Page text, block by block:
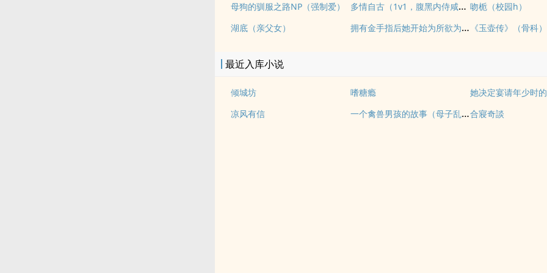
母狗的驯服之路NP（强制爱） 多情自古（1v1，腹黑内侍咸鱼皇后） 吻栀（校园h）
湖底（亲父女）
拥有金手指后她开始为所欲为（nph）
最近入库小说
倾城坊 嗜糖瘾
凉风有信 一个禽兽男孩的故事（母子乱伦）合寢奇談